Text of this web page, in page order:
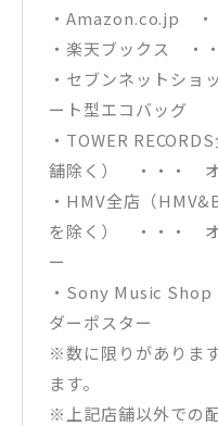
・Amazon.co.jp
・楽天ブックス ・
・セブンネットシ
ート型エコバッグ
・TOWER
舗除く） ・・・ オ
・HMV全店（
を除く） ・・・ オ
ー
・Sony Music
ダーポスター
※数に限りがありま
ます。
※上記店舗以外での